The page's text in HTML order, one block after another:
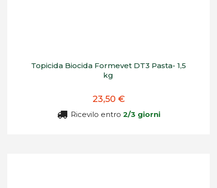
Topicida Biocida Formevet DT3 Pasta- 1,5
kg
23,50 €
Ricevilo entro 2/3 giorni